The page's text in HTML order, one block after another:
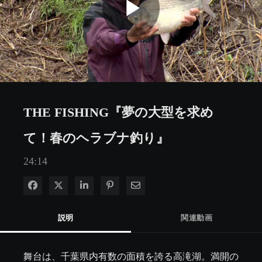
Play
THE FISHING『夢の大型を求め
て！春のヘラブナ釣り』
24:14
Facebook で共有
Xで共有する
LinkedIn で共有
Pinterest に投稿
電子メールで共有
説明 関連動画
舞台は、千葉県内有数の面積を誇る高滝湖。満開の